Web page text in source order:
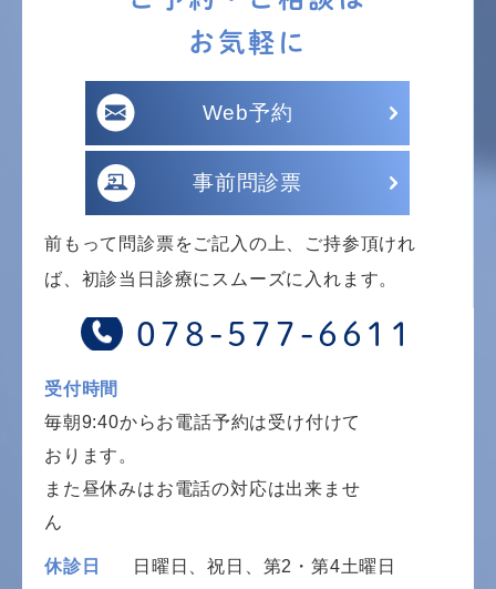
お気軽に
Web予約
事前問診票
前もって問診票をご記入の上、ご持参頂けれ
ば、初診当日診療にスムーズに入れます。
078-577-6611
受付時間
毎朝9:40からお電話予約は受け付けて
おります。
また昼休みはお電話の対応は出来ませ
ん
休診日
日曜日、祝日、第2・第4土曜日